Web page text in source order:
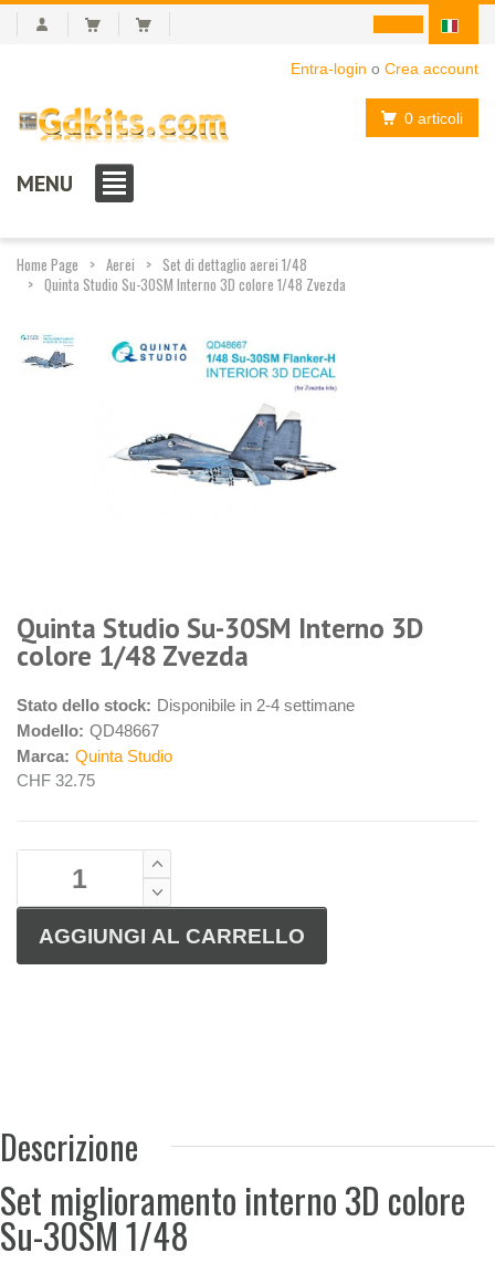
Entra-login o Crea account
0 articoli
MENU
Home Page Aerei
Set di dettaglio aerei 1/48
Quinta Studio Su-30SM Interno 3D colore 1/48 Zvezda
Quinta Studio Su-30SM Interno 3D
colore 1/48 Zvezda
Stato dello stock: Disponibile in 2-4 settimane
Modello: QD48667
Marca: Quinta Studio
CHF 32.75
Descrizione
Set miglioramento interno 3D colore
Su-30SM 1/48